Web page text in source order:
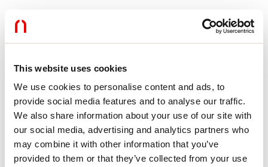
This website uses cookies
We use cookies to personalise content and ads, to
provide social media features and to analyse our traffic.
We also share information about your use of our site with
our social media, advertising and analytics partners who
may combine it with other information that you’ve
provided to them or that they’ve collected from your use
IP:
Download
PHOTOMETRIEN
AUSZUG AUS DEM KATALOG